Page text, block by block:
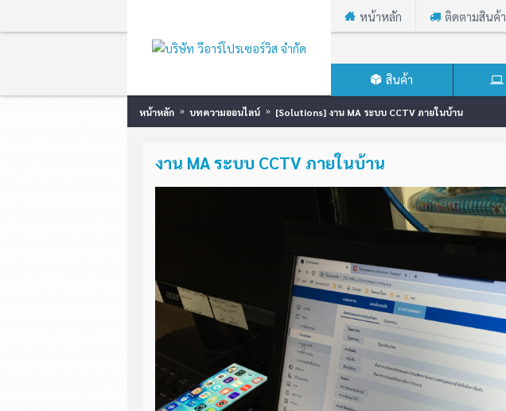
หน้าหลัก ติดตามสินค้า
สินค้า
หน้าหลัก บทความออนไลน์ [Solutions] งาน MA ระบบ CCTV ภายในบ้าน
งาน MA ระบบ CCTV ภายในบ้าน